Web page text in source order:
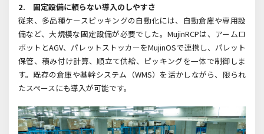
2.
固定設備に頼らない導入のしやすさ
従来、多品種ケースピッキングの自動化には、自動倉庫や専用設
備など、大規模な固定設備が必要でした。MujinRCPは、アームロ
ボットとAGV、パレットストッカーをMujinOSで連携し、パレット
保管、積み付け計算、順立て供給、ピッキングを一体で制御しま
す。既存の倉庫や基幹システム（WMS）を活かしながら、限られ
たスペースにも導入が可能です。